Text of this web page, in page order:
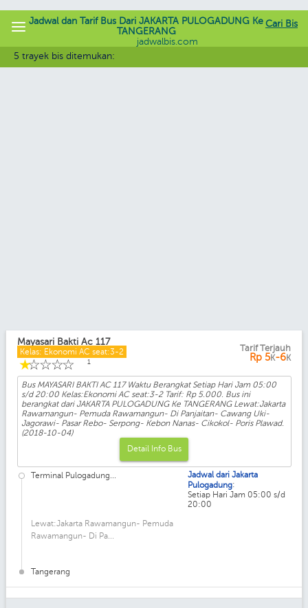
Cari Bis
Jadwal dan Tarif Bus Dari JAKARTA PULOGADUNG Ke
TANGERANG
jadwalbis.com
5 trayek bis ditemukan:
Mayasari Bakti Ac 117
Kelas: Ekonomi AC seat:3-2
☆
☆
☆
☆
☆ 1
Tarif Terjauh
Rp 5K-6K
Bus MAYASARI BAKTI AC 117 Waktu Berangkat Setiap Hari Jam 05:00
s/d 20:00 Kelas:Ekonomi AC seat:3-2 Tarif: Rp 5.000. Bus ini
berangkat dari JAKARTA PULOGADUNG Ke TANGERANG Lewat:Jakarta
Rawamangun- Pemuda Rawamangun- Di Panjaitan- Cawang Uki-
Jagorawi- Pasar Rebo- Serpong- Kebon Nanas- Cikokol- Poris Plawad.
(2018-10-04)
Detail Info Bus
Terminal Pulogadung...
Lewat:Jakarta Rawamangun- Pemuda
Rawamangun- Di Pa...
Tangerang
Jadwal dari Jakarta
Pulogadung:
Setiap Hari Jam 05:00 s/d
20:00